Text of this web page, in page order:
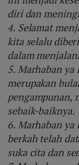
diri dan
4. Selamat
kita selalu
dalam
5. Marhaban ya
merupakan
pengampunan,
sebaik-baiknya.
6. Marhaban ya
berkah telah
suka cita dan